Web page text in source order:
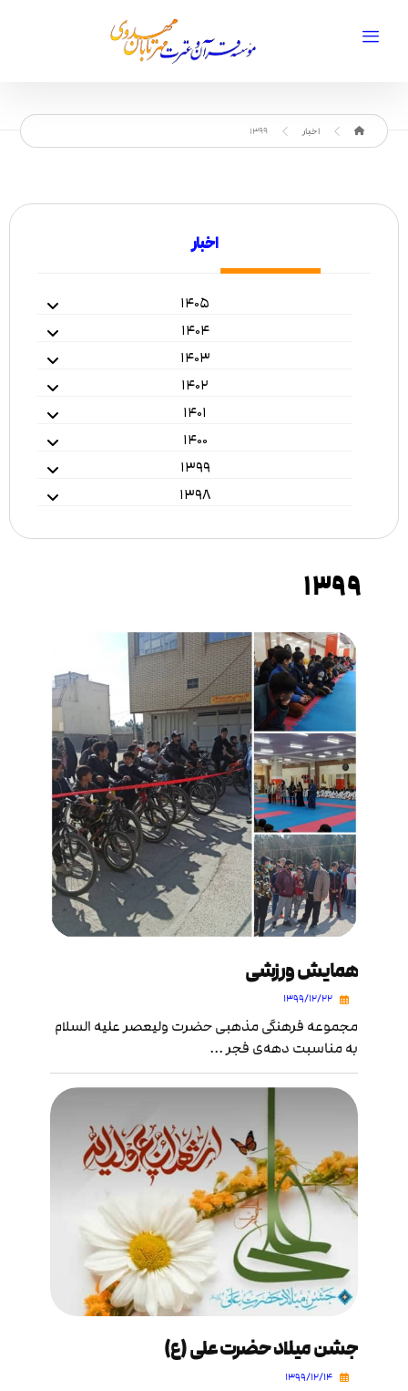
اخبار 1399
اخبار
۱۴۰۵
۱۴۰۴
۱۴۰۳
۱۴۰۲
۱۴۰۱
۱۴۰۰
۱۳۹۹
۱۳۹۸
1399
همایش ورزشی
۱۳۹۹/۱۲/۲۲
مجموعه فرهنگی مذهبی حضرت ولیعصر علیه السلام
به مناسبت دهه‌ی فجر ...
جشن میلاد حضرت علی (ع)
۱۳۹۹/۱۲/۱۴